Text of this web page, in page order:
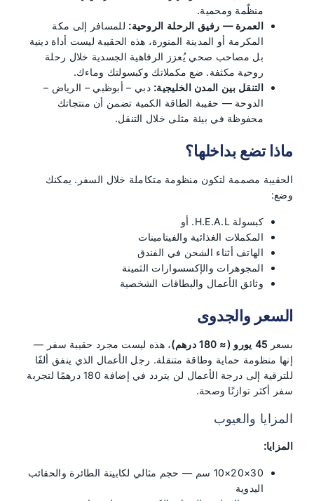
منظّمة ومحمية.
العمرة — رفيق الرحلة الروحية: للمسافر إلى مكة
المكرمة أو المدينة المنورة، هذه الحقيبة ليست أداة دينية
بل مصاحب صحي يُعزز الرفاهية الجسدية خلال رحلة
روحية مكثفة. ضع مكملاتك وكبسولتك وماءك.
التنقل بين المدن الخليجية: دبي – أبوظبي – الرياض –
الدوحة — حقيبة الطاقة الكمية تضمن أن منتجاتك
محفوظة في بيئة مثلى خلال التنقل.
ماذا تضع بداخلها؟
الحقيبة مصممة لتكون منظومة متكاملة خلال السفر. يمكنك
وضع:
كبسولة H.E.A.L. أو
المكملات الغذائية والفيتامينات
الهاتف أثناء الشحن في الفندق
المجوهرات والإكسسوارات الثمينة
وثائق الأعمال والبطاقات الشخصية
السعر والجدوى
بسعر 45 يورو (≈ 180 درهم)
، هذه ليست مجرد حقيبة سفر —
إنها منظومة حماية وطاقة متنقلة. رجل الأعمال الذي ينفق ألفًا
للترقية إلى درجة الأعمال لن يتردد في إضافة 180 درهمًا لتجربة
سفر أكثر توازنًا وصحة.
المزايا والعيوب
المزايا:
30×20×10 سم — حجم مثالي لكابينة الطائرة والحقائب
اليدوية